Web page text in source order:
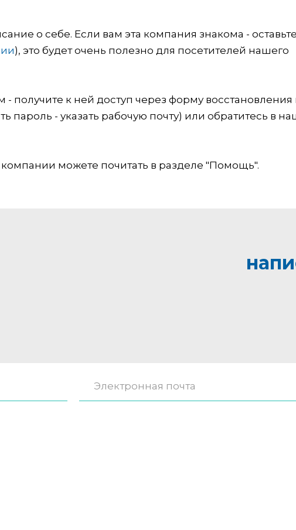
о себе. Если вам эта компания знакома -
), это будет очень полезно для посетителей нашего
получите к ней доступ через форму восстановления
пароль - указать рабочую почту) или обратитесь в
можете почитать в разделе "Помощь".